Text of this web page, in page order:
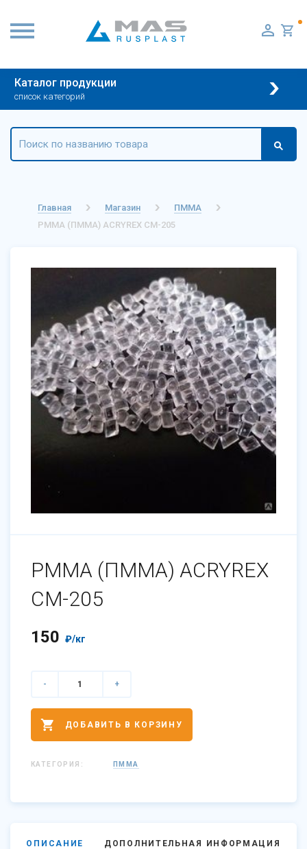
Каталог продукции
список категорий
Главная Магазин
ПММА
PMMA (ПММА) ACRYREX CM-205
PMMA (ПММА) ACRYREX
CM-205
150 ₽/кг
- +
ДОБАВИТЬ В КОРЗИНУ
КАТЕГОРИЯ: ПММА
ОПИСАНИЕ ДОПОЛНИТЕЛЬНАЯ ИНФОРМАЦИЯ